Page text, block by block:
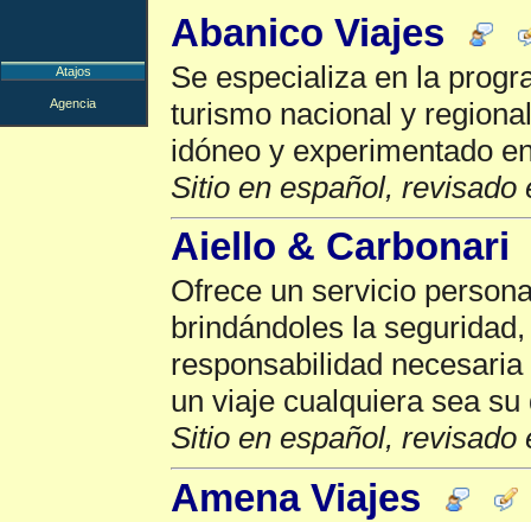
Abanico Viajes
Se especializa en la
turismo nacional y
idóneo y experimentado
Sitio en español, revisado
Aiello & Carbonari
Ofrece un servicio
brindándoles la
responsabilidad
un viaje cualquiera sea
Sitio en español, revisado
Amena Viajes
Atajos
Agencia